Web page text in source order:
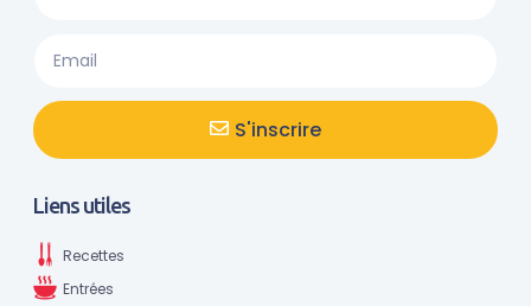
S'inscrire
Liens utiles
Recettes
Entrées